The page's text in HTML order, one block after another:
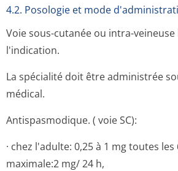
4.2. Posologie et mode
Voie sous-cutanée ou intra-veineuse
l'indication.
La spécialité doit être administrée
médical.
Antispasmodique. ( voie SC):
· chez l'adulte: 0,25 à 1 mg toutes
maximale:2 mg/ 24 h,